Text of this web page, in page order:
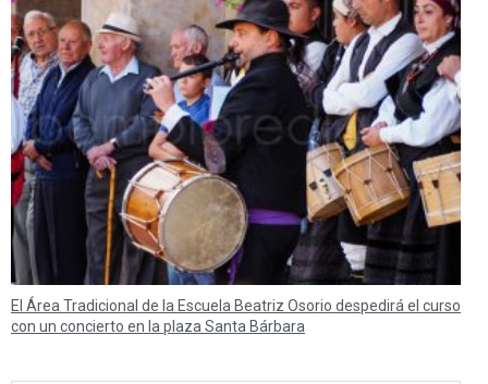
El Área Tradicional de la Escuela Beatriz Osorio despedirá el curso
con un concierto en la plaza Santa Bárbara